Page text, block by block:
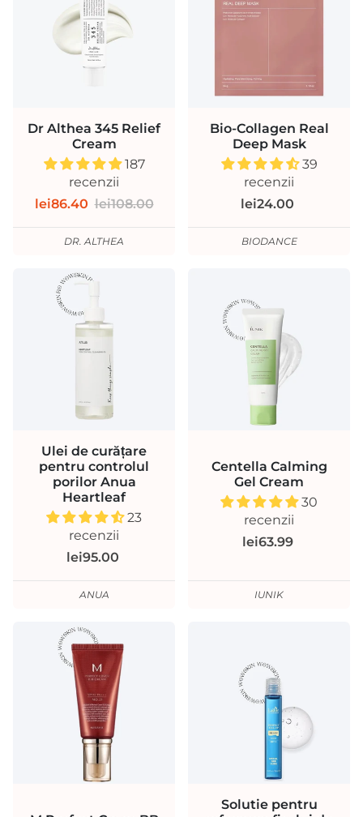
Dr Althea 345 Relief
Cream
187
recenzii
lei86.40 lei108.00
DR. ALTHEA
Bio-Collagen Real
Deep Mask
39
recenzii
lei24.00
BIODANCE
Ulei de curățare
pentru controlul
porilor Anua
Heartleaf
23
recenzii
lei95.00
ANUA
Centella Calming
Gel Cream
30
recenzii
lei63.99
IUNIK
Solutie pentru